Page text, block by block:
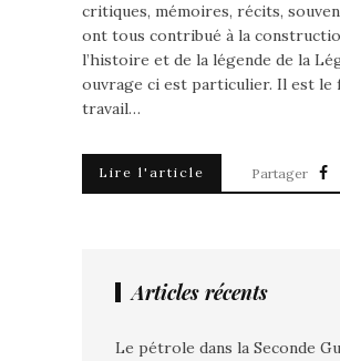
critiques, mémoires, récits,
ont tous contribué à la
l’histoire et de la légende de la
ouvrage ci est particulier. Il est le
travail…
Lire l'article Partager
Articles récents
Le pétrole dans la Seconde